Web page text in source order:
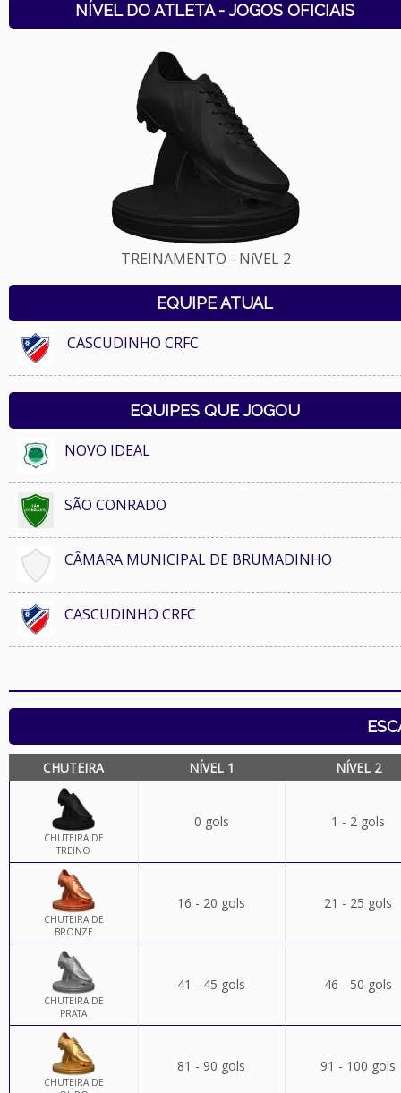
NÍVEL DO ATLETA - JOGOS OFICIAIS
TREINAMENTO - NíVEL 2
EQUIPE ATUAL
CASCUDINHO CRFC
EQUIPES QUE JOGOU
NOVO IDEAL
SÃO CONRADO
CÂMARA MUNICIPAL DE BRUMADINHO
CASCUDINHO CRFC
CHUTEIRA NÍVEL 1 NÍVEL 2
CHUTEIRA DE
TREINO
0 gols 1 - 2 gols
CHUTEIRA DE
BRONZE
16 - 20 gols 21 - 25 gols
CHUTEIRA DE
PRATA
41 - 45 gols 46 - 50 gols
CHUTEIRA DE
81 - 90 gols 91 - 100 gols